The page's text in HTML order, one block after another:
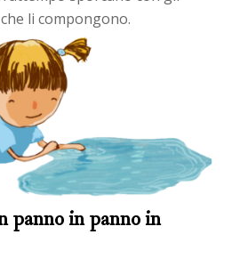
li compongono.
panno in panno in